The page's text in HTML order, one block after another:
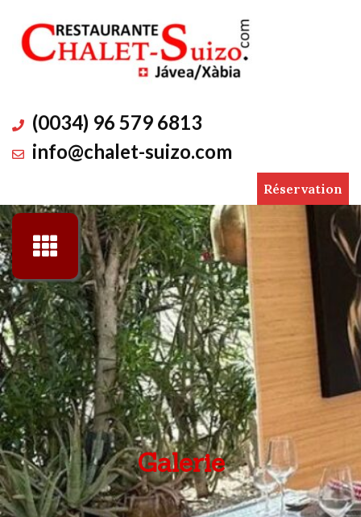
(0034) 96 579 6813
info@chalet-suizo.com
Réservation
Galerie